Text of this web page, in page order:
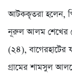
আটককৃতরা হলেন,
নূরুল আলম শেখের
(২৪), বাগেরহাটের
গ্রামের শামসুল